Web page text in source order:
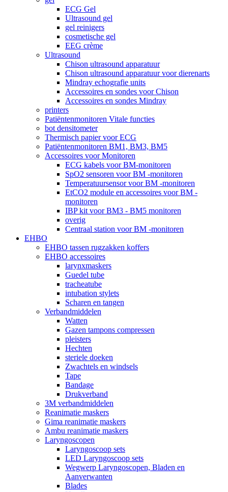
ECG Gel
Ultrasound gel
gel reinigers
cosmetische gel
EEG crème
Ultrasound
Chison ultrasound apparatuur
Chison ultrasound apparatuur voor dierenarts
Mindray echografie units
Accessoires en sondes voor Chison
Accessoires en sondes Mindray
printers
Patiëntenmonitoren Vitale functies
bot densitometer
Thermisch papier voor ECG
Patiëntenmonitoren BM1, BM3, BM5
Accessoires voor Monitoren
ECG kabels voor BM-monitoren
SpO2 sensoren voor BM -monitoren
Temperatuursensor voor BM -monitoren
EtCO2 module en accessoires voor BM -
monitoren
IBP kit voor BM3 - BM5 monitoren
overig
Centraal station voor BM -monitoren
EHBO
EHBO tassen rugzakken koffers
EHBO accessoires
larynxmaskers
Guedel tube
tracheatube
intubation stylets
Scharen en tangen
Verbandmiddelen
Watten
Gazen tampons compressen
pleisters
Hechten
steriele doeken
Zwachtels en windsels
Tape
Bandage
Drukverband
3M verbandmiddelen
Reanimatie maskers
Gima reanimatie maskers
Ambu reanimatie maskers
Laryngoscopen
Laryngoscoop sets
LED Laryngoscoop sets
Wegwerp Laryngoscopen, Bladen en
Aanverwanten
Blades